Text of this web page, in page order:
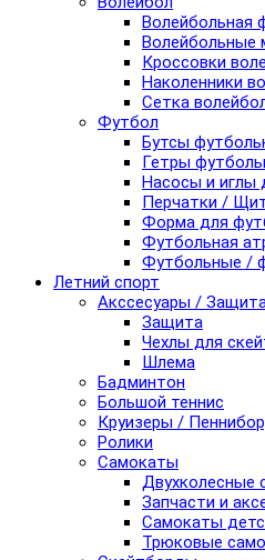
Волейбольная
Волейбольные
Кроссовки
Наколенники
Сетка
Футбол
Бутсы
Гетры
Насосы и иглы
Перчатки /
Форма для
Футбольная
Футбольные /
Летний спорт
Акссесуары /
Защита
Чехлы для
Шлема
Бадминтон
Большой теннис
Круизеры /
Ролики
Самокаты
Двухколесные
Запчасти и
Самокаты
Трюковые